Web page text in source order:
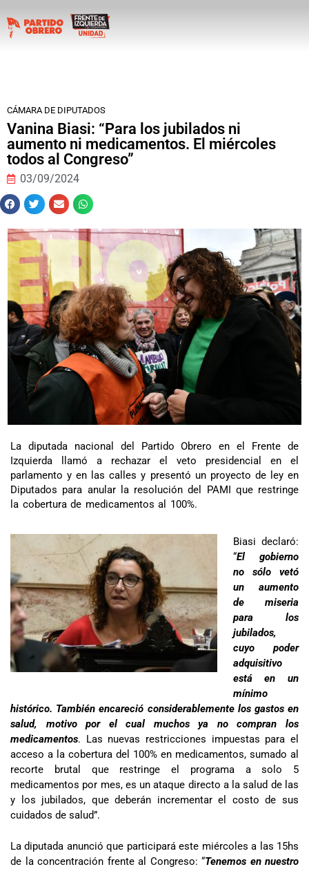
CÁMARA DE DIPUTADOS
Vanina Biasi: “Para los jubilados ni
aumento ni medicamentos. El miércoles
todos al Congreso”
03/09/2024
La diputada nacional del Partido Obrero en el Frente de
Izquierda llamó a rechazar el veto presidencial en el
parlamento y en las calles y presentó un proyecto de ley en
Diputados para anular la resolución del PAMI que restringe
la cobertura de medicamentos al 100%.
Biasi declaró:
“El gobierno
no sólo vetó
un aumento
de miseria
para los
jubilados,
cuyo poder
adquisitivo
está en un
mínimo
histórico. También encareció considerablemente los gastos en
salud, motivo por el cual muchos ya no compran los
medicamentos. Las nuevas restricciones impuestas para el
acceso a la cobertura del 100% en medicamentos, sumado al
recorte brutal que restringe el programa a solo 5
medicamentos por mes, es un ataque directo a la salud de las
y los jubilados, que deberán incrementar el costo de sus
cuidados de salud”.
La diputada anunció que participará este miércoles a las 15hs
de la concentración frente al Congreso: “Tenemos en nuestro